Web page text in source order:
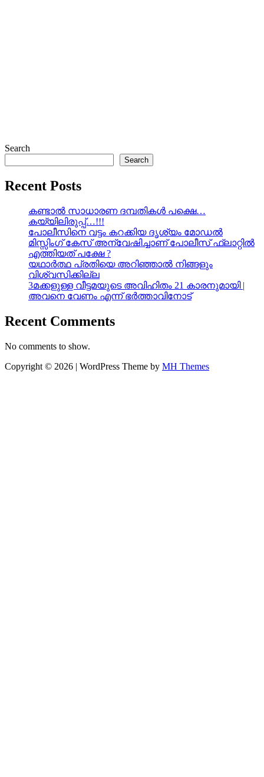
Search
Search
Recent Posts
കണ്ടാൽ സാധാരണ ദമ്പതികൾ പക്ഷെ…
കയ്യിലിരുപ്പ്…!!!
പോലീസിനെ വട്ടം കറക്കിയ ദൃശ്യം മോഡല്‍
മിസ്സിംഗ് കേസ് അന്വേഷിച്ചാണ് പോലീസ് ഫ്ലാറ്റിൽ
എത്തിയത് പക്ഷേ ?
യഥാർത്ഥ പ്രതിയെ അറിഞ്ഞാൽ നിങ്ങളും
വിശ്വസിക്കില്ല
3മക്കളുള്ള വീട്ടമയുടെ അവിഹിതം 21 കാരനുമായി |
അവനെ വേണം എന്ന് ഭർത്താവിനോട്
Recent Comments
No comments to show.
Copyright © 2026 | WordPress Theme by MH Themes